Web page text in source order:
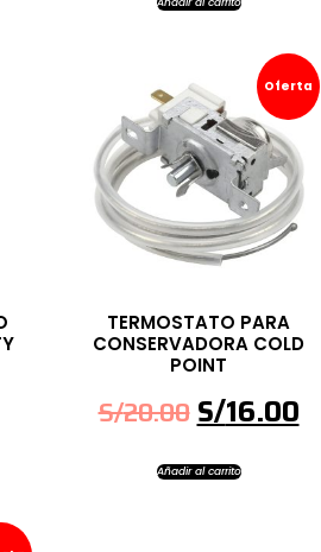
Oferta
TERMOSTATO PARA
CONSERVADORA COLD
POINT
S/20.00S/16.00
Añadir al carrito